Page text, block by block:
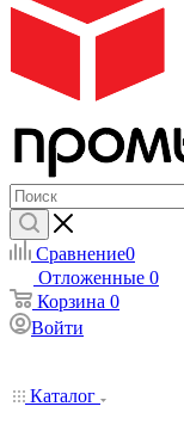
Сравнение0
Отложенные 0
Корзина 0
Войти
Каталог